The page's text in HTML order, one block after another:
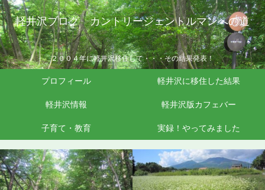
軽井沢ブログ カントリージェントルマンへの道
２００４年に軽井沢移住して・・・その結果発表！
プロフィール 軽井沢に移住した結果
軽井沢情報 軽井沢版カフェバー
子育て・教育 実録！やってみました